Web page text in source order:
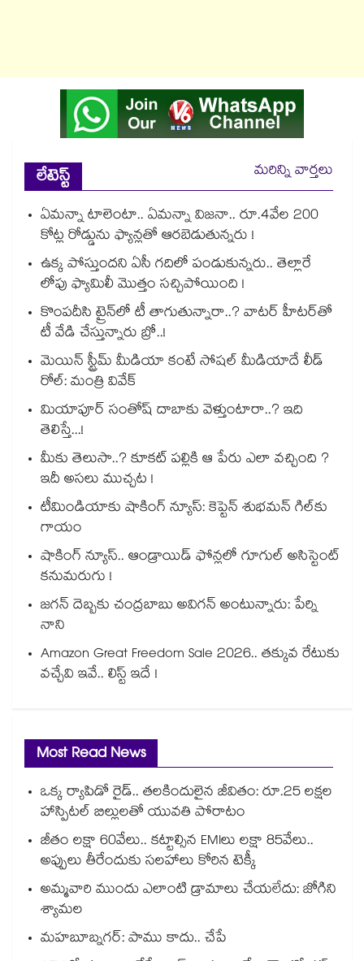
లేటెస్ట్
మరిన్ని వార్తలు
ఏమన్నా టాలెంటా.. ఏమన్నా విజనా.. రూ.4వేల 200
కోట్ల రోడ్డును ఫ్యాన్లతో ఆరబెడుతున్నరు !
ఉక్క పోస్తుందని ఏసీ గదిలో పండుకున్నరు.. తెల్లారే
లోపు ఫ్యామిలీ మొత్తం సచ్చిపోయింది !
కొంపదీసి ట్రైన్⁬లో టీ తాగుతున్నారా..? వాటర్ హీటర్⁭⁭తో
టీ వేడి చేస్తున్నారు బ్రో..!
మెయిన్ స్ట్రీమ్ మీడియా కంటే సోషల్ మీడియాదే లీడ్
రోల్: మంత్రి వివేక్
మియాపూర్ సంతోష్ దాబాకు వెళ్తుంటారా..? ఇది
తెలిస్తే...!
మీకు తెలుసా..? కూకట్ పల్లికి ఆ పేరు ఎలా వచ్చింది ?
ఇదీ అసలు ముచ్చట !
టీమిండియాకు షాకింగ్ న్యూస్: కెప్టెన్ శుభమన్ గిల్‎కు
గాయం
షాకింగ్ న్యూస్.. ఆండ్రాయిడ్ ఫోన్లలో గూగుల్ అసిస్టెంట్
కనుమరుగు !
జగన్ దెబ్బకు చంద్రబాబు అవిగన్ అంటున్నారు: పేర్ని
నాని
Amazon Great Freedom Sale 2026.. తక్కువ రేటుకు
వచ్చేవి ఇవే.. లిస్ట్ ఇదే !
Most Read News
ఒక్క ర్యాపిడో రైడ్.. తలకిందులైన జీవితం: రూ.25 లక్షల
హాస్పిటల్ బిల్లులతో యువతి పోరాటం
జీతం లక్షా 60వేలు.. కట్టాల్సిన EMIలు లక్షా 85వేలు..
అప్పులు తీరేందుకు సలహాలు కోరిన టెక్కీ
అమ్మవారి ముందు ఎలాంటి డ్రామాలు చేయలేదు: జోగిని
శ్యామల
మహబూబ్నగర్: పాము కాదు.. చేపే